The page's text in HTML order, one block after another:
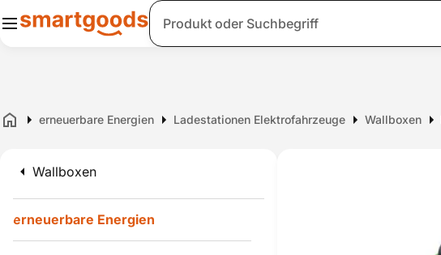
Suche
Home erneuerbare Energien Ladestationen Elektrofahrzeuge Wallboxen
Wallboxen
erneuerbare Energien